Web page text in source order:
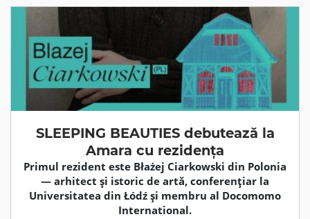
SLEEPING BEAUTIES debutează la
Amara cu rezidența
Primul rezident este Błażej Ciarkowski din Polonia
— arhitect și istoric de artă, conferențiar la
Universitatea din Łódź și membru al Docomomo
International.